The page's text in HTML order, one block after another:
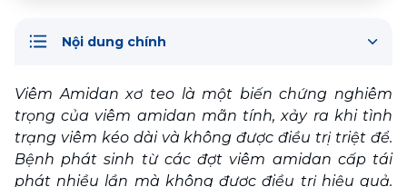
Nội dung chính
Viêm Amidan xơ teo là một biến chứng nghiêm
trọng của viêm amidan mãn tính, xảy ra khi tình
trạng viêm kéo dài và không được điều trị triệt để.
Bệnh phát sinh từ các đợt viêm amidan cấp tái
phát nhiều lần mà không được điều trị hiệu quả.